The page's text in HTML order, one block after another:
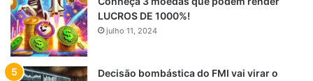
LUCROS DE 1000%!
julho 11, 2024
Decisão bombástica do FMI vai virar o